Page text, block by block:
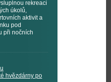
rekreaci
úkolů,
aktivit a
pod
při nočních
hvězdárny po